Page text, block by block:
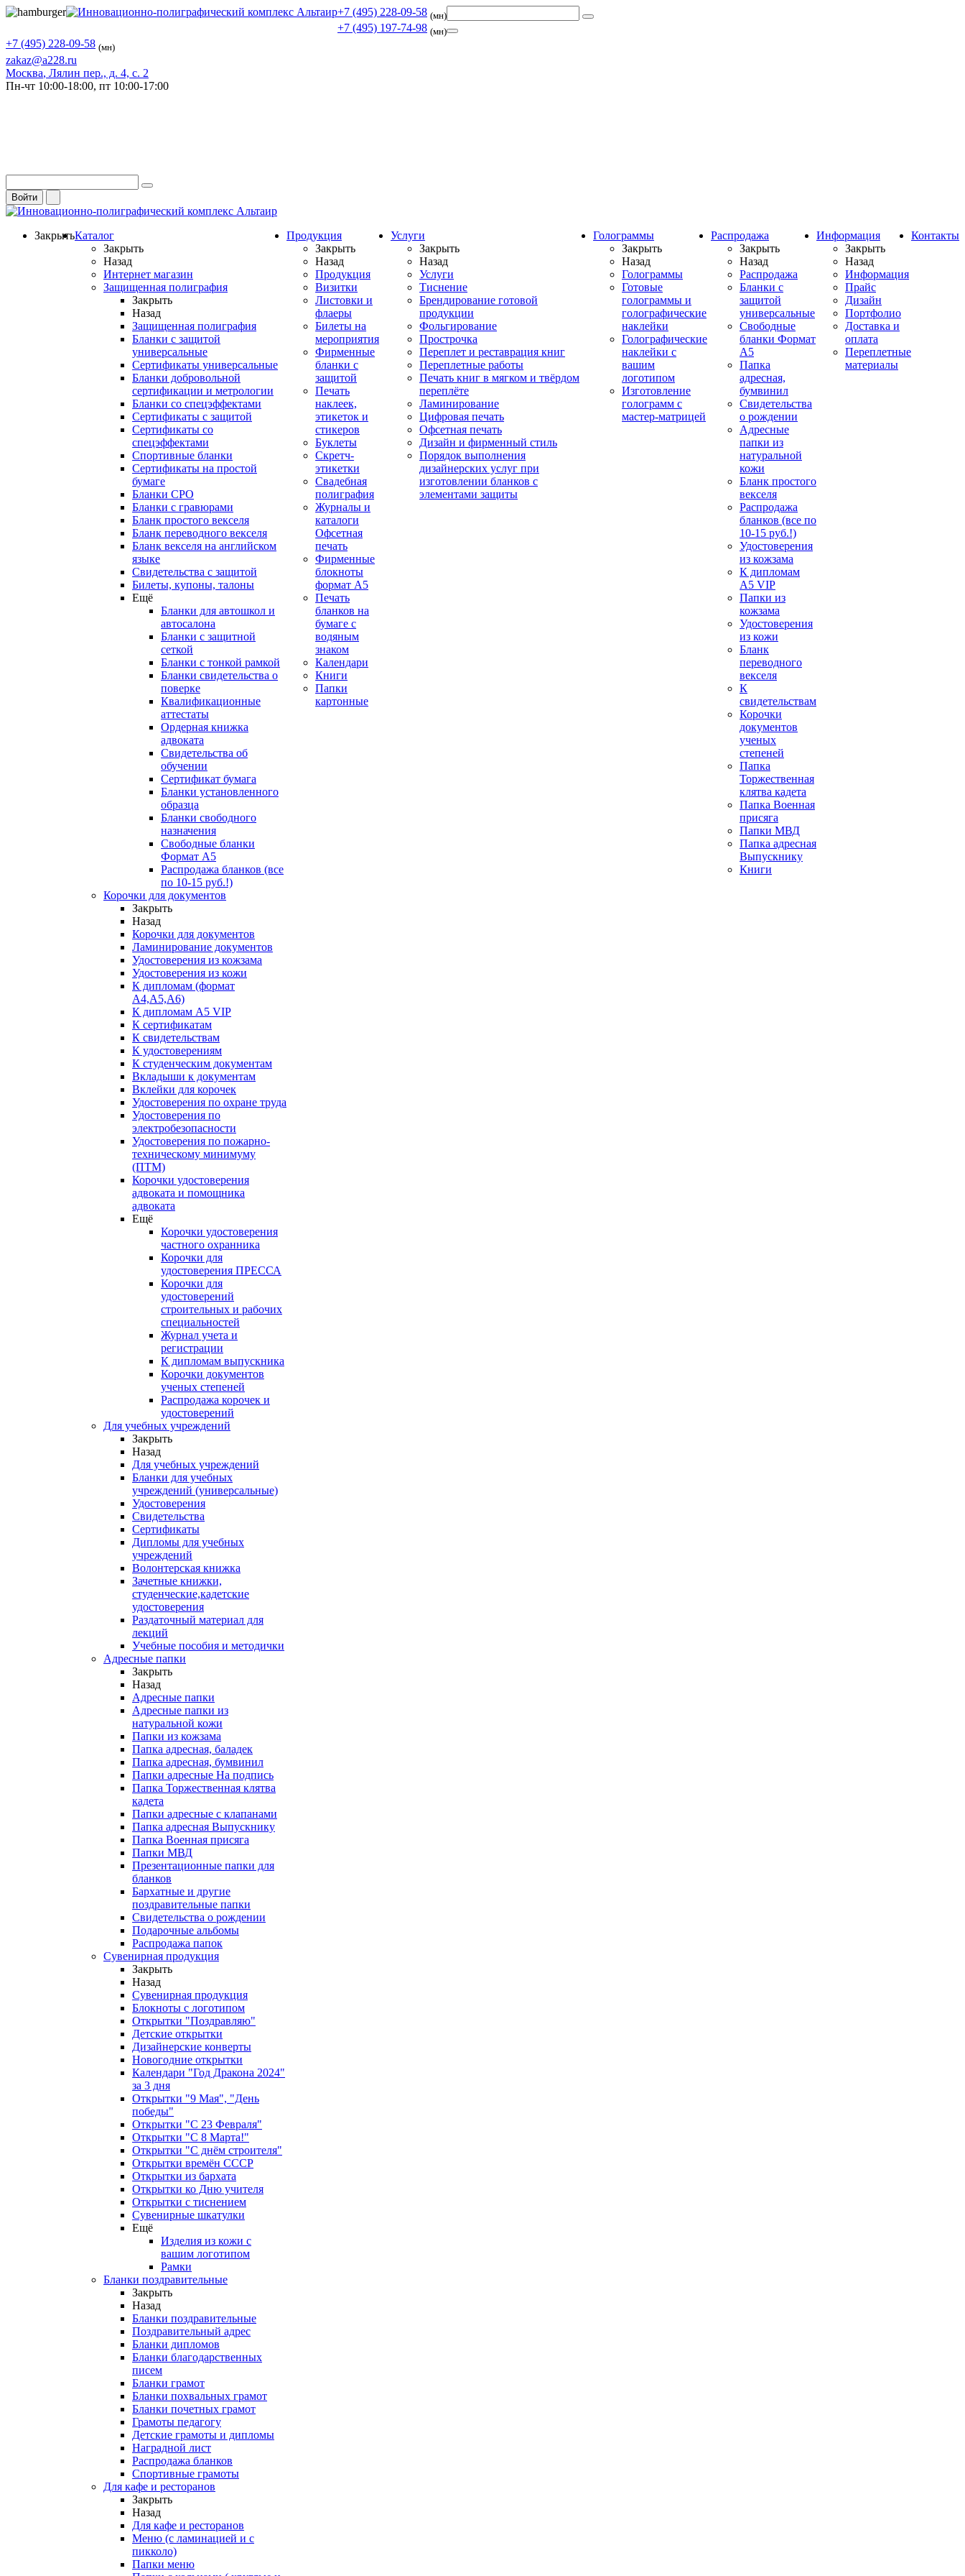
+7 (495) 228-09-58 (мн)
+7 (495) 197-74-98 (мн)
+7 (495) 228-09-58 (мн)
zakaz@a228.ru
Москва, Лялин пер., д. 4, с. 2
Пн-чт 10:00-18:00, пт 10:00-17:00
Войти
ЗакрытьКаталог
Закрыть
Назад
Интернет магазин
Защищенная полиграфия
Закрыть
Назад
Защищенная полиграфия
Бланки с защитой
универсальные
Сертификаты универсальные
Бланки добровольной
сертификации и метрологии
Бланки со спецэффектами
Сертификаты с защитой
Сертификаты со
спецэффектами
Спортивные бланки
Cертификаты на простой
бумаге
Бланки СРО
Бланки с гравюрами
Бланк простого векселя
Бланк переводного векселя
Бланк векселя на английском
языке
Свидетельства с защитой
Билеты, купоны, талоны
Ещё
Бланки для автошкол и
автосалона
Бланки с защитной
сеткой
Бланки с тонкой рамкой
Бланки свидетельства о
поверке
Квалификационные
аттестаты
Ордерная книжка
адвоката
Свидетельства об
обучении
Сертификат бумага
Бланки установленного
образца
Бланки свободного
назначения
Свободные бланки
Формат А5
Распродажа бланков (все
по 10-15 руб.!)
Корочки для документов
Закрыть
Назад
Корочки для документов
Ламинирование документов
Удостоверения из кожзама
Удостоверения из кожи
К дипломам (формат
А4,А5,А6)
К дипломам А5 VIP
К сертификатам
К свидетельствам
К удостоверениям
К студенческим документам
Вкладыши к документам
Вклейки для корочек
Удостоверения по охране труда
Удостоверения по
электробезопасности
Удостоверения по пожарно-
техническому минимуму
(ПТМ)
Корочки удостоверения
адвоката и помощника
адвоката
Ещё
Корочки удостоверения
частного охранника
Корочки для
удостоверения ПРЕССА
Корочки для
удостоверений
строительных и рабочих
специальностей
Журнал учета и
регистрации
К дипломам выпускника
Корочки документов
ученых степеней
Распродажа корочек и
удостоверений
Для учебных учреждений
Закрыть
Назад
Для учебных учреждений
Бланки для учебных
учреждений (универсальные)
Удостоверения
Свидетельства
Сертификаты
Дипломы для учебных
учреждений
Волонтерская книжка
Зачетные книжки,
студенческие,кадетские
удостоверения
Раздаточный материал для
лекций
Учебные пособия и методички
Адресные папки
Закрыть
Назад
Адресные папки
Адресные папки из
натуральной кожи
Папки из кожзама
Папка адресная, баладек
Папка адресная, бумвинил
Папки адресные На подпись
Папка Торжественная клятва
кадета
Папки адресные с клапанами
Папка адресная Выпускнику
Папка Военная присяга
Папки МВД
Презентационные папки для
бланков
Бархатные и другие
поздравительные папки
Свидетельства о рождении
Подарочные альбомы
Распродажа папок
Сувенирная продукция
Закрыть
Назад
Сувенирная продукция
Блокноты с логотипом
Открытки "Поздравляю"
Детские открытки
Дизайнерские конверты
Новогодние открытки
Календари "Год Дракона 2024"
за 3 дня
Открытки "9 Мая", "День
победы"
Открытки "С 23 Февраля"
Открытки "С 8 Марта!"
Открытки "С днём строителя"
Открытки времён СССР
Открытки из бархата
Открытки ко Дню учителя
Открытки с тиснением
Сувенирные шкатулки
Ещё
Изделия из кожи с
вашим логотипом
Рамки
Бланки поздравительные
Закрыть
Назад
Бланки поздравительные
Поздравительный адрес
Бланки дипломов
Бланки благодарственных
писем
Бланки грамот
Бланки похвальных грамот
Бланки почетных грамот
Грамоты педагогу
Детские грамоты и дипломы
Наградной лист
Распродажа бланков
Спортивные грамоты
Для кафе и ресторанов
Закрыть
Назад
Для кафе и ресторанов
Меню (с ламинацией и с
пикколо)
Папки меню
Продукция
Закрыть
Назад
Продукция
Визитки
Листовки и
флаеры
Билеты на
мероприятия
Фирменные
бланки с
защитой
Печать
наклеек,
этикеток и
стикеров
Буклеты
Скретч-
этикетки
Свадебная
полиграфия
Журналы и
каталоги
Офсетная
печать
Фирменные
блокноты
формат А5
Печать
бланков на
бумаге с
водяным
знаком
Календари
Книги
Папки
картонные
Услуги
Закрыть
Назад
Услуги
Тиснение
Брендирование готовой
продукции
Фольгирование
Прострочка
Переплет и реставрация книг
Переплетные работы
Печать книг в мягком и твёрдом
переплёте
Ламинирование
Цифровая печать
Офсетная печать
Дизайн и фирменный стиль
Порядок выполнения
дизайнерских услуг при
изготовлении бланков с
элементами защиты
Голограммы
Закрыть
Назад
Голограммы
Готовые
голограммы и
голографические
наклейки
Голографические
наклейки с
вашим
логотипом
Изготовление
голограмм с
мастер-матрицей
Распродажа
Закрыть
Назад
Распродажа
Бланки с
защитой
универсальные
Свободные
бланки Формат
А5
Папка
адресная,
бумвинил
Свидетельства
о рождении
Адресные
папки из
натуральной
кожи
Бланк простого
векселя
Распродажа
бланков (все по
10-15 руб.!)
Удостоверения
из кожзама
К дипломам
А5 VIP
Папки из
кожзама
Удостоверения
из кожи
Бланк
переводного
векселя
К
свидетельствам
Корочки
документов
ученых
степеней
Папка
Торжественная
клятва кадета
Папка Военная
присяга
Папки МВД
Папка адресная
Выпускнику
Книги
Информация
Закрыть
Назад
Информация
Прайс
Дизайн
Портфолио
Доставка и
оплата
Переплетные
материалы
Контакты